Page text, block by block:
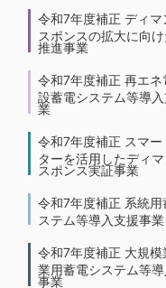
令和7年度補正 ディマ
スポンスの拡大に向
推進事業
令和7年度補正 再エネ
設蓄電システム等導
業
令和7年度補正 スマー
ターを活用したディ
スポンス実証事業
令和7年度補正 系統用
ステム等導入支援事業
令和7年度補正 大規模
業用蓄電システム等
事業